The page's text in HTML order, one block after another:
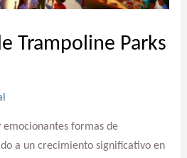
Trampoline Parks
emocionantes formas de
a un crecimiento significativo en